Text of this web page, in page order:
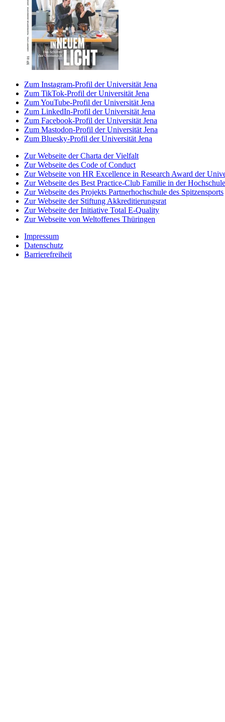
Zum Instagram-Profil der Universität Jena
Zum TikTok-Profil der Universität Jena
Zum YouTube-Profil der Universität Jena
Zum LinkedIn-Profil der Universität Jena
Zum Facebook-Profil der Universität Jena
Zum Mastodon-Profil der Universität Jena
Zum Bluesky-Profil der Universität Jena
Zur Webseite der Charta der Vielfalt
Zur Webseite des Code of Conduct
Zur Webseite von HR Excellence in Research Award der
Zur Webseite des Best Practice-Club Familie in der Hochschule
Zur Webseite des Projekts Partnerhochschule des Spitzensports
Zur Webseite der Stiftung Akkreditierungsrat
Zur Webseite der Initiative Total E-Quality
Zur Webseite von Weltoffenes Thüringen
Impressum
Datenschutz
Barrierefreiheit